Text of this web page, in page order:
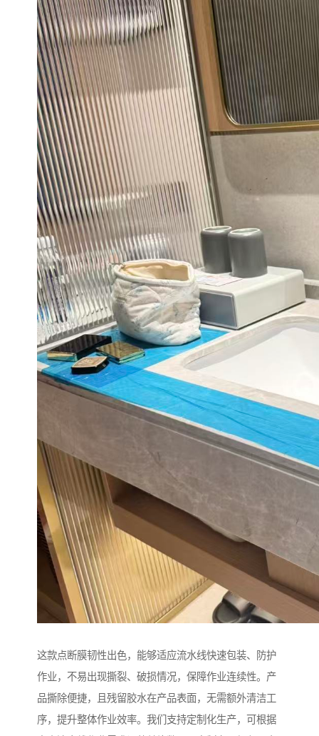
这款点断膜韧性出色，能够适应流水线快速包装、防护
作业，不易出现撕裂、破损情况，保障作业连续性。产
品撕除便捷，且残留胶水在产品表面，无需额外清洁工
序，提升整体作业效率。我们支持定制化生产，可根据